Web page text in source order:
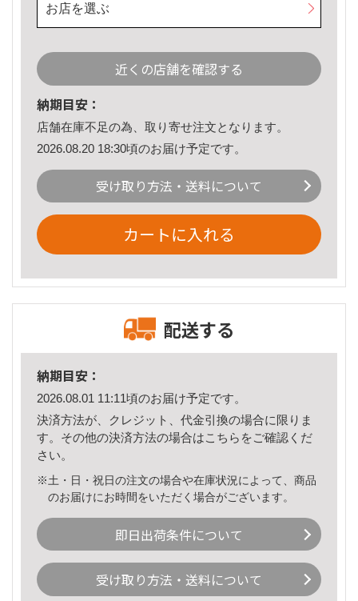
お店を選ぶ
近くの店舗を確認する
納期目安：
店舗在庫不足の為、取り寄せ注文となります。
2026.08.20 18:30頃のお届け予定です。
受け取り方法・送料について
カートに入れる
配送する
納期目安：
2026.08.01 11:11頃のお届け予定です。
決済方法が、クレジット、代金引換の場合に限りま
す。その他の決済方法の場合はこちら をご確認くだ
さい。
※土・日・祝日の注文の場合や在庫状況によって、商品
のお届けにお時間をいただく場合がございます。
即日出荷条件について
受け取り方法・送料について